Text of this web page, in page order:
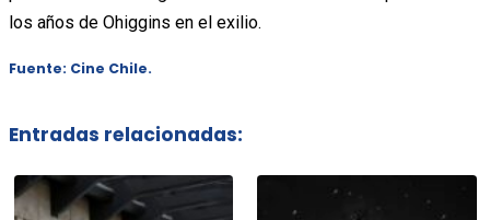
los años de Ohiggins en el exilio.
Fuente: Cine Chile.
Entradas relacionadas: